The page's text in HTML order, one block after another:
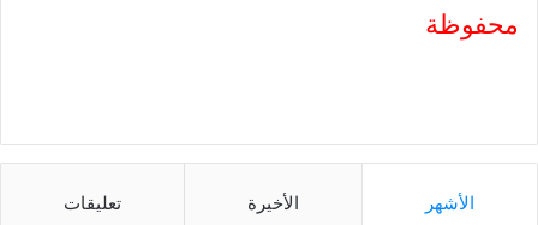
محفوظة
الأشهر الأخيرة تعليقات